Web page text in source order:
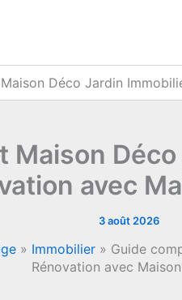
Déco Jardin
Maison
avec
3 août 2026
» Immobilier» Guide
Rénovation avec